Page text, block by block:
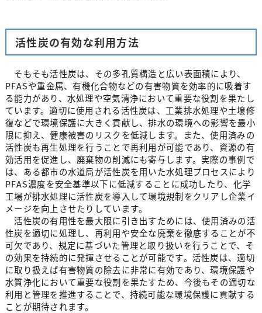
活性炭の有効な利用方法
そもそも活性炭は、その多孔質構造と広い表面積により、
PFASや重金属、有機化合物などの有害物質を効率的に吸着す
る能力があり、水処理や空気清浄において重要な役割を果たし
ています。適切に使用される活性炭は、工業排水処理や土壌修
復などで環境保護に大きく貢献し、排水の環境への影響を最小
限に抑え、健康被害のリスクを低減します。また、使用済みの
活性炭も再生処理を行うことで再利用が可能であり、資源の有
効活用を促進し、廃棄物の削減にも寄与します。実際の事例で
は、ある都市の水道局が活性炭を用いた水処理プロセスにより
PFAS濃度を安全基準以下に低減することに成功したり、化学
工場が排水処理に活性炭を導入して環境規制をクリアし企業イ
メージを向上させたりしています。
活性炭の有用性を最大限に引き出すためには、使用済みの活
性炭を適切に処理し、再利用や安全な廃棄を徹底することが不
可欠であり、規定に基づいた管理と取り扱いを行うことで、そ
の効果を持続的に発揮させることが可能です。活性炭は、適切
に取り扱えば有害物質の除去に非常に有効であり、環境保護や
水質浄化において重要な役割を果たすため、今後もその適切な
利用と管理を推進することで、持続可能な環境保護に貢献する
ことが期待されます。